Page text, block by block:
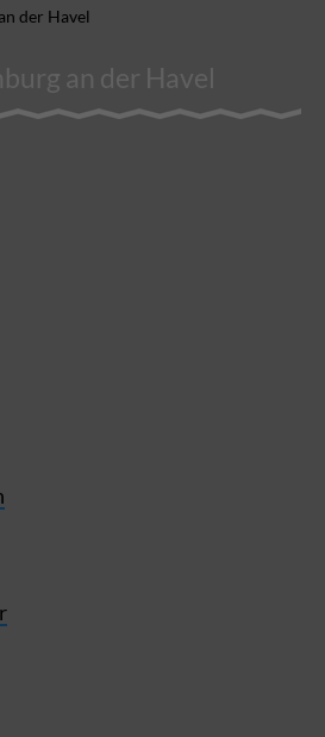
der Havel
an der Havel